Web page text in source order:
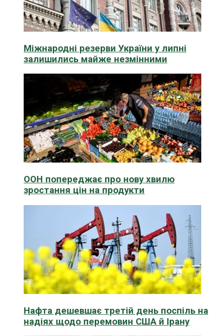
Міжнародні резерви України у липні
залишились майже незмінними
ООН попереджає про нову хвилю
зростання цін на продукти
Нафта дешевшає третій день поспіль на
надіях щодо перемовин США й Ірану